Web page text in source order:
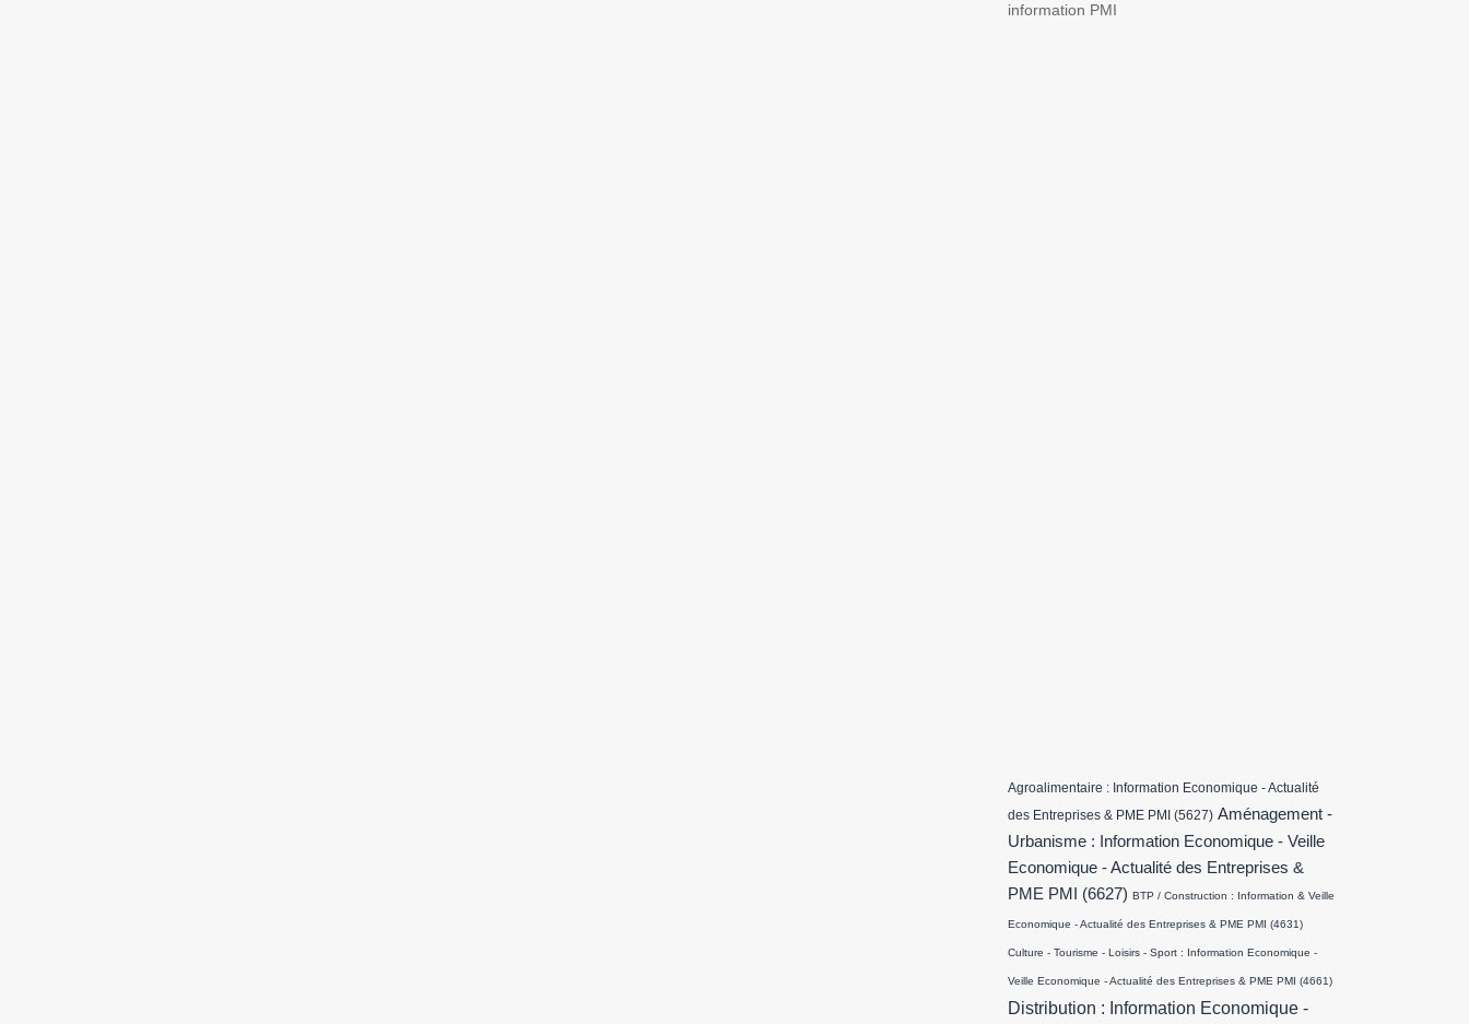
information PMI
Agroalimentaire : Information Economique - Actualité
des Entreprises & PME PMI (5627) Aménagement -
Urbanisme : Information Economique - Veille
Economique - Actualité des Entreprises &
PME PMI
(6627) BTP / Construction : Information & Veille
Economique - Actualité des Entreprises & PME PMI (4631)
Culture - Tourisme - Loisirs - Sport : Information Economique -
Veille Economique - Actualité des Entreprises & PME PMI (4661)
Distribution : Information Economique -